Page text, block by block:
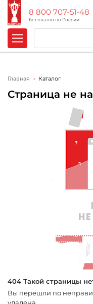
8 800 707-51-48
бесплатно по России
Главная Каталог
Страница не
404 Такой страницы
Вы перешли по